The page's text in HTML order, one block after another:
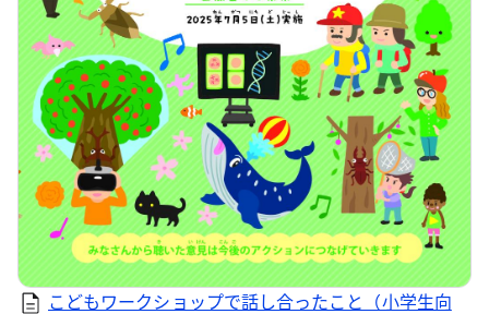
こどもワークショップで話し合ったこと（小学生向